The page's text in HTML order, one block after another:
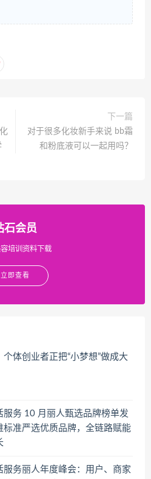
下一篇
对于很多化妆新手来说 bb霜
和粉底液可以一起用吗？
石会员
培训资料下载
立即查看
个体创业者正把“小梦想”做成大
服务 10 月丽人甄选品牌榜单发
标准严选优质品牌，全链路赋能
服务丽人年度峰会：用户、商家